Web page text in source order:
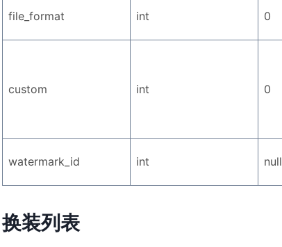
file_format int 0
custom int 0
watermark_id int null
换装列表